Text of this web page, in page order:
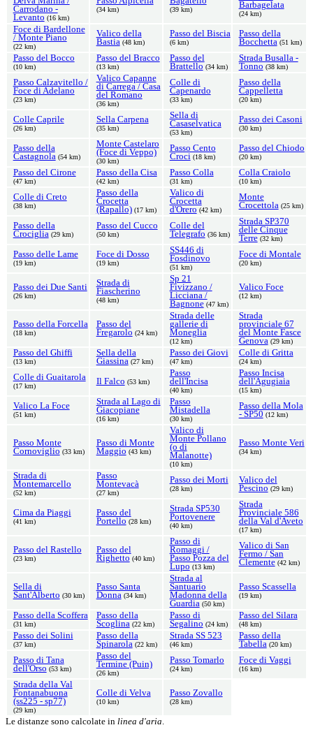
Carrodano -
Levanto (16 km)
(34 km) (39 km)
Barbagelata
(24 km)
Foce di Bardellone
/ Monte Piano
(22 km)
Valico della
Bastia (48 km)
Passo del Biscia
(6 km)
Passo della
Bocchetta (51 km)
Passo del Bocco
(10 km)
Passo del Bracco
(13 km)
Passo del
Brattello (34 km)
Strada Busalla -
Tonno (38 km)
Passo Calzavitello /
Foce di Adelano
(23 km)
Valico Capanne
di Carrega / Casa
del Romano
(36 km)
Colle di
Capenardo
(33 km)
Passo della
Cappelletta
(20 km)
Colle Caprile
(26 km)
Sella Carpena
(35 km)
Sella di
Casaselvatica
(53 km)
Passo dei Casoni
(30 km)
Passo della
Castagnola (54 km)
Monte Castelaro
(Foce di Veppo)
(30 km)
Passo Cento
Croci (18 km)
Passo del Chiodo
(20 km)
Passo del Cirone
(47 km)
Passo della Cisa
(42 km)
Passo Colla
(31 km)
Colla Craiolo
(10 km)
Colle di Creto
(38 km)
Passo della
Crocetta
(Rapallo) (17 km)
Valico di
Crocetta
d'Orero (42 km)
Monte
Crocettola (25 km)
Passo della
Crociglia (29 km)
Passo del Cucco
(50 km)
Colle del
Telegrafo (36 km)
Strada SP370
delle Cinque
Terre (32 km)
Passo delle Lame
(19 km)
Foce di Dosso
(19 km)
SS446 di
Fosdinovo
(51 km)
Foce di Montale
(20 km)
Passo dei Due Santi
(26 km)
Strada di
Fiascherino
(48 km)
Sp 21
Fivizzano /
Licciana /
Bagnone (47 km)
Valico Foce
(12 km)
Passo della Forcella
(18 km)
Passo del
Fregarolo (24 km)
Strada delle
gallerie di
Moneglia
(12 km)
Strada
provinciale 67
del Monte Fasce
Genova (29 km)
Passo del Ghiffi
(13 km)
Sella della
Giassina (27 km)
Passo dei Giovi
(47 km)
Colle di Gritta
(24 km)
Colle di Guaitarola
(17 km) Il Falco (53 km)
Passo
dell'Incisa
(40 km)
Passo Incisa
dell'Agugiaia
(15 km)
Valico La Foce
(51 km)
Strada al Lago di
Giacopiane
(16 km)
Passo
Mistadella
(30 km)
Passo della Mola
- SP50 (12 km)
Passo Monte
Cornoviglio (33 km)
Passo di Monte
Maggio (43 km)
Valico di
Monte Pollano
(o di
Malanotte)
(10 km)
Passo Monte Veri
(34 km)
Strada di
Montemarcello
(52 km)
Passo
Montevacà
(27 km)
Passo dei Morti
(28 km)
Valico del
Pescino (29 km)
Cima da Piaggi
(41 km)
Passo del
Portello (28 km)
Strada SP530
Portovenere
(40 km)
Strada
Provinciale 586
della Val d'Aveto
(17 km)
Passo del Rastello
(23 km)
Passo del
Righetto (40 km)
Passo di
Romaggi /
Passo Pozza del
Lupo (13 km)
Valico di San
Fermo / San
Clemente (42 km)
Sella di
Sant'Alberto (30 km)
Passo Santa
Donna (34 km)
Strada al
Santuario
Madonna della
Guardia (50 km)
Passo Scassella
(19 km)
Passo della Scoffera
(31 km)
Passo della
Scoglina (22 km)
Passo di
Segalino (24 km)
Passo del Silara
(48 km)
Passo dei Solini
(37 km)
Passo della
Spinarola (22 km)
Strada SS 523
(46 km)
Passo della
Tabella (20 km)
Passo di Tana
dell'Orso (53 km)
Passo del
Termine (Puin)
(26 km)
Passo Tomarlo
(24 km)
Foce di Vaggi
(16 km)
Strada della Val
Fontanabuona
(ss225 - sp77)
(29 km)
Colle di Velva
(10 km)
Passo Zovallo
(28 km)
Le distanze sono calcolate in linea d'aria.